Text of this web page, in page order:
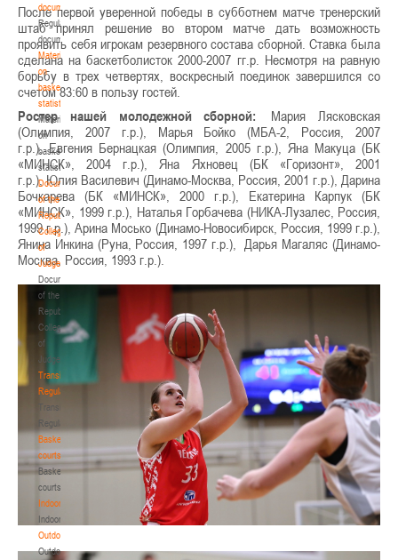
documents
Regulatory
documents
Materials
on
basketball
statistics
Materials
on
basketball
statistics
Documents
of the
Republican
Collegium
of
Judges
Documents
of the
Republican
Collegium
of
Judges
Transition
Regulations
Transition
Regulations
Basketball
courts
Basketball
courts
Indoor
Indoor
Outdoor
Outdoor
После первой уверенной победы в субботнем матче тренерский
штаб принял решение во втором матче дать возможность
проявить себя игрокам резервного состава сборной. Ставка была
сделана на баскетболисток 2000-2007 гг.р. Несмотря на равную
борьбу в трех четвертях, воскресный поединок завершился со
счетом 83:60 в пользу гостей.
Ростер нашей молодежной сборной: Мария Лясковская
(Олимпия, 2007 г.р.), Марья Бойко (МБА-2, Россия, 2007
г.р.), Евгения Бернацкая (Олимпия, 2005 г.р.), Яна Макуца (БК
«МИНСК», 2004 г.р.), Яна Яхновец (БК «Горизонт», 2001
г.р.), Юлия Василевич (Динамо-Москва, Россия, 2001 г.р.), Дарина
Бочкарева (БК «МИНСК», 2000 г.р.), Екатерина Карпук (БК
«МИНСК», 1999 г.р.), Наталья Горбачева (НИКА-Лузалес, Россия,
1999 г.р.), Арина Мосько (Динамо-Новосибирск, Россия, 1999 г.р.),
Янина Инкина (Руна, Россия, 1997 г.р.), Дарья Магаляс (Динамо-
Москва, Россия, 1993 г.р.).